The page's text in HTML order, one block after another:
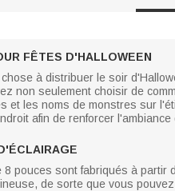
FÊTES D'HALLOWEEN
à distribuer le soir
non seulement choisir de
et les noms de monstres sur
afin de renforcer
8 pouces sont fabriqués à
de sorte que vous